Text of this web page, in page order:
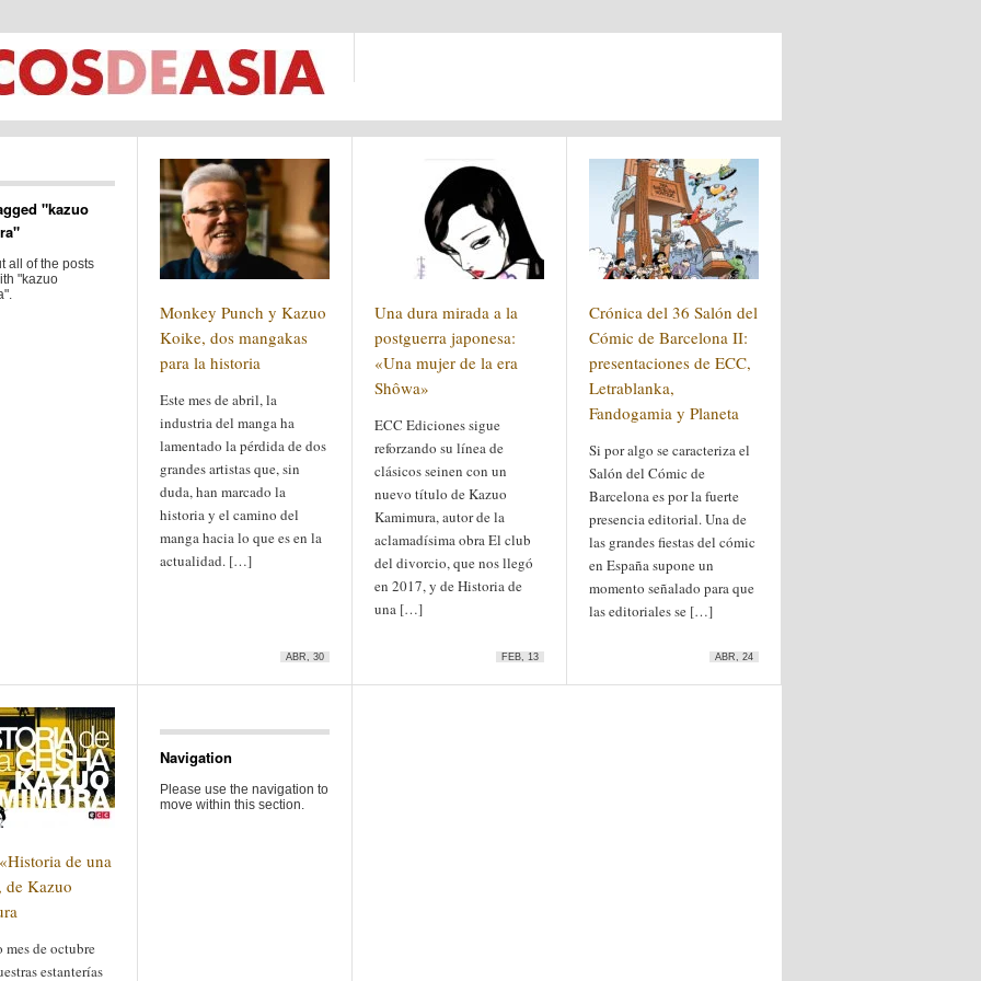
"kazuo
all of the posts
"kazuo
Monkey Punch y Kazuo
Koike, dos mangakas
para la historia
Este mes de abril, la
industria del manga ha
lamentado la pérdida de dos
grandes artistas que, sin
duda, han marcado la
historia y el camino del
manga hacia lo que es en la
actualidad. […]
ABR, 30
Una dura mirada a la
postguerra japonesa:
«Una mujer de la era
Shôwa»
ECC Ediciones sigue
reforzando su línea de
clásicos seinen con un
nuevo título de Kazuo
Kamimura, autor de la
aclamadísima obra El club
del divorcio, que nos llegó
en 2017, y de Historia de
una […]
FEB, 13
Crónica del 36 Salón del
Cómic de Barcelona II:
presentaciones de ECC,
Letrablanka,
Fandogamia y Planeta
Si por algo se caracteriza el
Salón del Cómic de
Barcelona es por la fuerte
presencia editorial. Una de
las grandes fiestas del cómic
en España supone un
momento señalado para que
las editoriales se […]
ABR, 24
de una
de Kazuo
mes de octubre
estanterías
Navigation
Please use the navigation to
move within this section.